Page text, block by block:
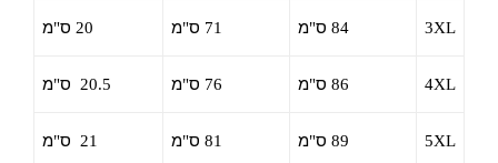
3XL
84 ס"מ 71 ס"מ 20 ס"מ
4XL
86 ס"מ 76 ס"מ 20.5 ס"מ
5XL
89 ס"מ 81 ס"מ 21 ס"מ